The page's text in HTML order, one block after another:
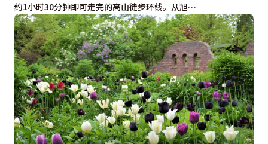
约1小时30分钟即可走完的高山徒步环线。从旭…